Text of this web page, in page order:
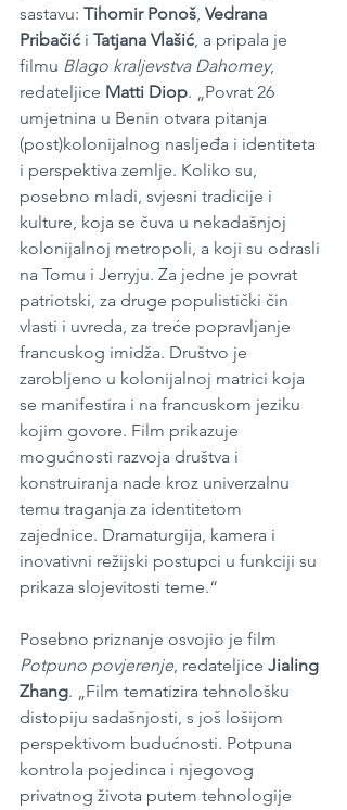
sastavu: Tihomir Ponoš, Vedrana
Pribačić i Tatjana Vlašić, a pripala je
filmu Blago kraljevstva Dahomey,
redateljice Matti Diop. „Povrat 26
umjetnina u Benin otvara pitanja
(post)kolonijalnog nasljeđa i identiteta
i perspektiva zemlje. Koliko su,
posebno mladi, svjesni tradicije i
kulture, koja se čuva u nekadašnjoj
kolonijalnoj metropoli, a koji su odrasli
na Tomu i Jerryju. Za jedne je povrat
patriotski, za druge populistički čin
vlasti i uvreda, za treće popravljanje
francuskog imidža. Društvo je
zarobljeno u kolonijalnoj matrici koja
se manifestira i na francuskom jeziku
kojim govore. Film prikazuje
mogućnosti razvoja društva i
konstruiranja nade kroz univerzalnu
temu traganja za identitetom
zajednice. Dramaturgija, kamera i
inovativni režijski postupci u funkciji su
prikaza slojevitosti teme.“
Posebno priznanje osvojio je film
Potpuno povjerenje, redateljice Jialing
Zhang. „Film tematizira tehnološku
distopiju sadašnjosti, s još lošijom
perspektivom budućnosti. Potpuna
kontrola pojedinca i njegovog
privatnog života putem tehnologije